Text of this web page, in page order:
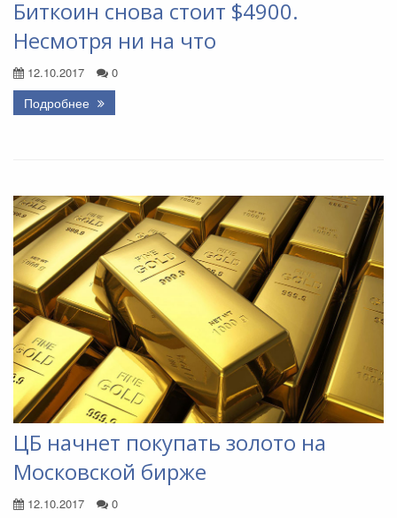
Биткоин снова стоит $4900.
Несмотря ни на что
12.10.2017 0
Подробнее
ЦБ начнет покупать золото на
Московской бирже
12.10.2017 0